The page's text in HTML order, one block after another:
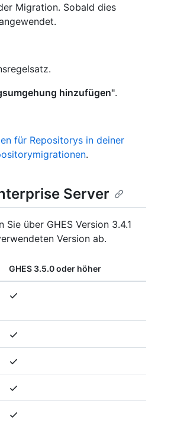
Migration. Sobald dies
hinzufügen".
für Repositorys in deiner
.
Server
über GHES Version 3.4.1
Version ab.
GHES 3.5.0 oder höher